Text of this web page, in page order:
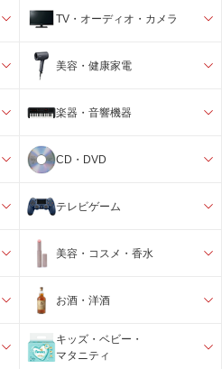
TV・オーディオ・カメラ
美容・健康家電
楽器・音響機器
CD・DVD
テレビゲーム
美容・コスメ・香水
お酒・洋酒
キッズ・ベビー・
マタニティ